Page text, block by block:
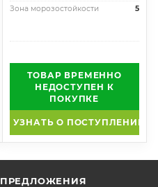
Зона морозостойкости 5
ТОВАР ВРЕМЕННО
НЕДОСТУПЕН К
ПОКУПКЕ
УЗНАТЬ О ПОСТУПЛЕНИИ
ПРЕДЛОЖЕНИЯ